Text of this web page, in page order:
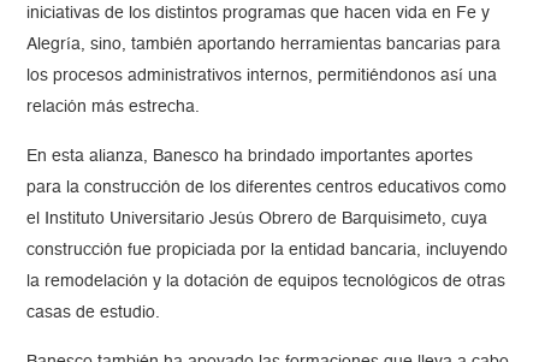
iniciativas de los distintos programas que hacen vida en Fe y
Alegría, sino, también aportando herramientas bancarias para
los procesos administrativos internos, permitiéndonos así una
relación más estrecha.
En esta alianza, Banesco ha brindado importantes aportes
para la construcción de los diferentes centros educativos como
el Instituto Universitario Jesús Obrero de Barquisimeto, cuya
construcción fue propiciada por la entidad bancaria, incluyendo
la remodelación y la dotación de equipos tecnológicos de otras
casas de estudio.